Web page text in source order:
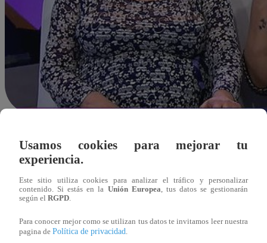
21 de agosto 2018
La exporrista Anhelí habló ayer lunes en exclusiva para
que fue víctima por parte del que hasta hace unos días
Ella pasó momentos muy duros frente a las cámaras al
Usamos cookies para mejorar tu
experiencia.
Este sitio utiliza cookies para analizar el tráfico y personalizar
contenido. Si estás en la Unión Europea, tus datos se gestionarán
según el RGPD.
Para conocer mejor como se utilizan tus datos te invitamos leer nuestra
pagina de Política de privacidad.